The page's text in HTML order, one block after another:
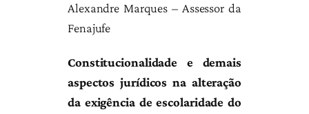
Alexandre Marques – Assessor da
Fenajufe
Constitucionalidade e demais
aspectos jurídicos na alteração
da exigência de escolaridade do